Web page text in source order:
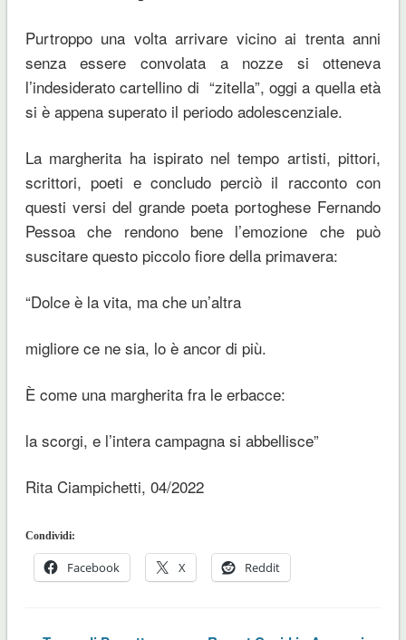
Purtroppo una volta arrivare vicino ai trenta anni
senza essere convolata a nozze si otteneva
l’indesiderato cartellino di “zitella”, oggi a quella età
si è appena superato il periodo adolescenziale.
La margherita ha ispirato nel tempo artisti, pittori,
scrittori, poeti e concludo perciò il racconto con
questi versi del grande poeta portoghese Fernando
Pessoa che rendono bene l’emozione che può
suscitare questo piccolo fiore della primavera:
“Dolce è la vita, ma che un’altra
migliore ce ne sia, lo è ancor di più.
È come una margherita fra le erbacce:
la scorgi, e l’intera campagna si abbellisce”
Rita Ciampichetti, 04/2022
Condividi:
Facebook X Reddit